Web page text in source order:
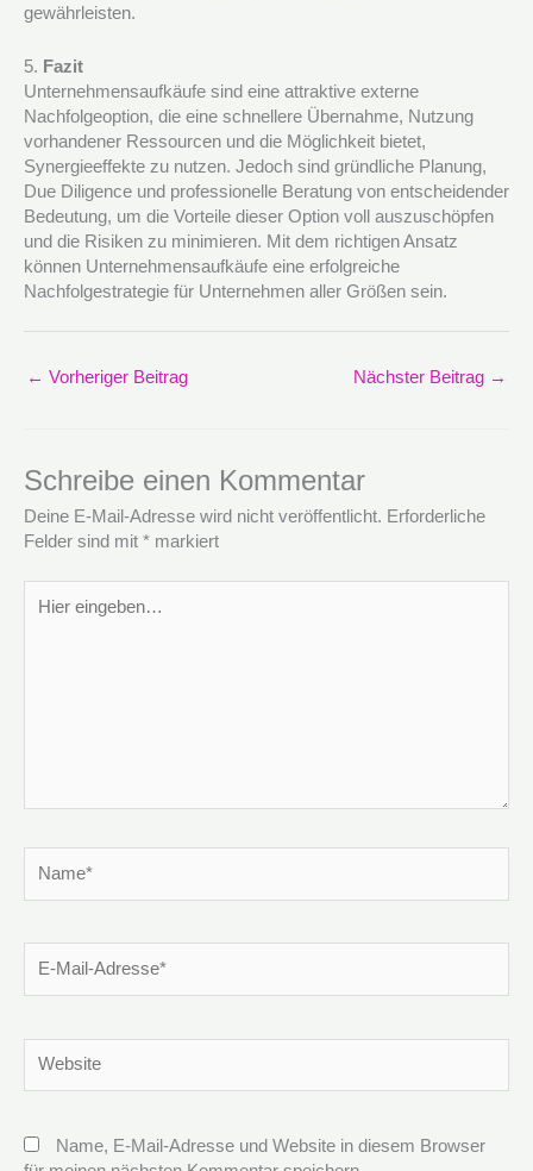
gewährleisten.
5. Fazit
Unternehmensaufkäufe sind eine attraktive externe
Nachfolgeoption, die eine schnellere Übernahme, Nutzung
vorhandener Ressourcen und die Möglichkeit bietet,
Synergieeffekte zu nutzen. Jedoch sind gründliche Planung,
Due Diligence und professionelle Beratung von entscheidender
Bedeutung, um die Vorteile dieser Option voll auszuschöpfen
und die Risiken zu minimieren. Mit dem richtigen Ansatz
können Unternehmensaufkäufe eine erfolgreiche
Nachfolgestrategie für Unternehmen aller Größen sein.
← Vorheriger Beitrag Nächster Beitrag →
Schreibe einen Kommentar
Deine E-Mail-Adresse wird nicht veröffentlicht. Erforderliche
Felder sind mit * markiert
eingeben…
Mail-
Name, E-Mail-Adresse und Website in diesem Browser